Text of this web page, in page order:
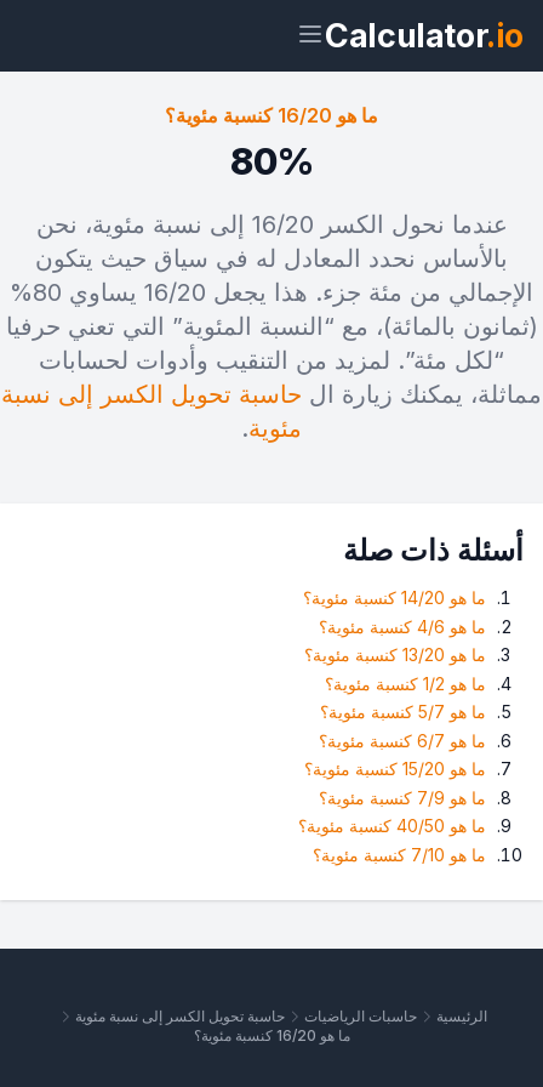
Calculator.io
ما هو 16/20 كنسبة مئوية؟
80%
عندما نحول الكسر 16/20 إلى نسبة مئوية، نحن
بالأساس نحدد المعادل له في سياق حيث يتكون
الإجمالي من مئة جزء. هذا يجعل 16/20 يساوي 80%
(ثمانون بالمائة)، مع “النسبة المئوية” التي تعني حرفيا
“لكل مئة”. لمزيد من التنقيب وأدوات لحسابات
مماثلة، يمكنك زيارة ال حاسبة تحويل الكسر إلى نسبة
مئوية.
أسئلة ذات صلة
ما هو 14/20 كنسبة مئوية؟
ما هو 4/6 كنسبة مئوية؟
ما هو 13/20 كنسبة مئوية؟
ما هو 1/2 كنسبة مئوية؟
ما هو 5/7 كنسبة مئوية؟
ما هو 6/7 كنسبة مئوية؟
ما هو 15/20 كنسبة مئوية؟
ما هو 7/9 كنسبة مئوية؟
ما هو 40/50 كنسبة مئوية؟
ما هو 7/10 كنسبة مئوية؟
الرئيسية حاسبات الرياضيات
حاسبة تحويل الكسر إلى نسبة مئوية
ما هو 16/20 كنسبة مئوية؟